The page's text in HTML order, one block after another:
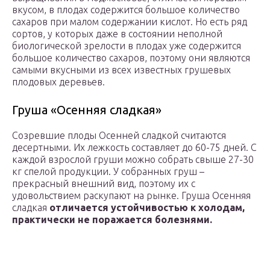
вкусом, в плодах содержится большое количество
сахаров при малом содержании кислот. Но есть ряд
сортов, у которых даже в состоянии неполной
биологической зрелости в плодах уже содержится
большое количество сахаров, поэтому они являются
самыми вкусными из всех известных грушевых
плодовых деревьев.
Груша «Осенняя сладкая»
Созревшие плоды Осенней сладкой считаются
десертными. Их лежкость составляет до 60-75 дней. С
каждой взрослой груши можно собрать свыше 27-30
кг спелой продукции. У собранных груш –
прекрасный внешний вид, поэтому их с
удовольствием раскупают на рынке. Груша Осенняя
сладкая отличается устойчивостью к холодам,
практически не поражается болезнями.